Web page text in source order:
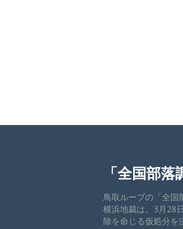
「全国部
鳥取ループの「全国
横浜地裁は、3月28
除を命じる仮処分を